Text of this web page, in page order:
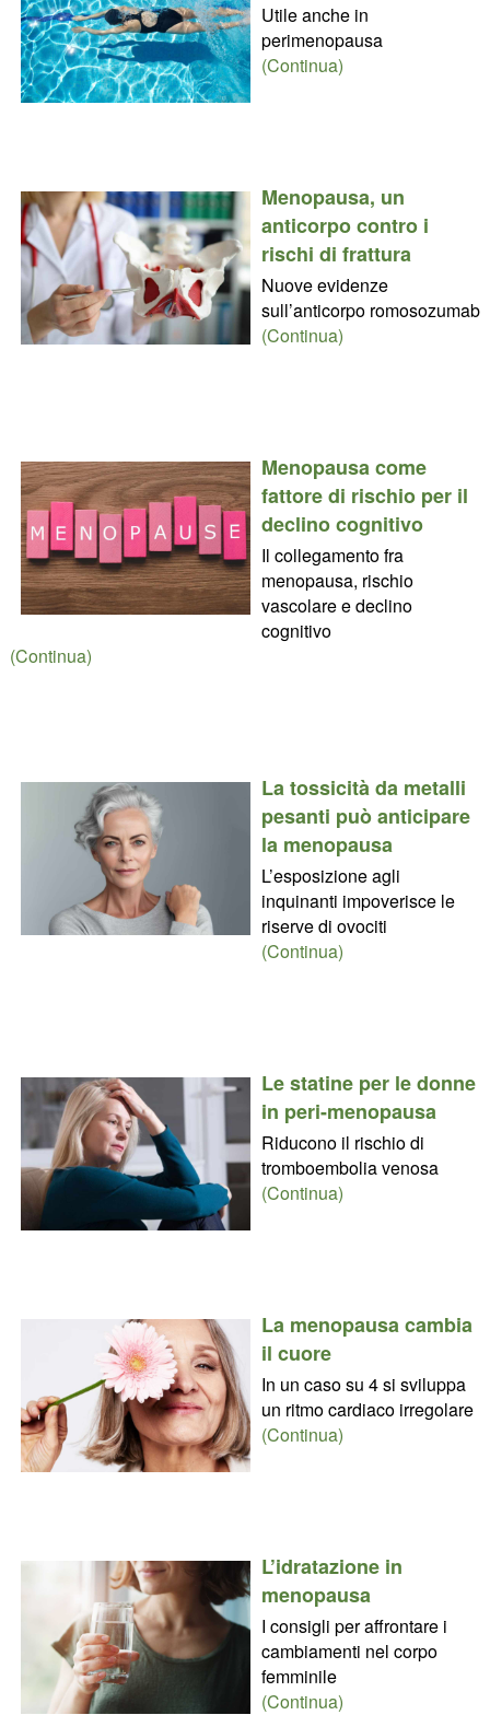
Utile anche in
perimenopausa
(Continua)
Menopausa, un
anticorpo contro i
rischi di frattura
Nuove evidenze
sull’anticorpo romosozumab
(Continua)
Menopausa come
fattore di rischio per il
declino cognitivo
Il collegamento fra
menopausa, rischio
vascolare e declino
cognitivo
(Continua)
La tossicità da metalli
pesanti può anticipare
la menopausa
L’esposizione agli
inquinanti impoverisce le
riserve di ovociti
(Continua)
Le statine per le donne
in peri-menopausa
Riducono il rischio di
tromboembolia venosa
(Continua)
La menopausa cambia
il cuore
In un caso su 4 si sviluppa
un ritmo cardiaco irregolare
(Continua)
L’idratazione in
menopausa
I consigli per affrontare i
cambiamenti nel corpo
femminile
(Continua)